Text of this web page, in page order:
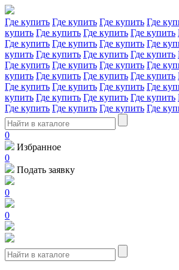
Где купить Где купить Где купить Где
купить Где купить Где купить Где купить
Где купить Где купить Где купить Где
купить Где купить Где купить Где купить
Где купить Где купить Где купить Где
купить Где купить Где купить Где купить
Где купить Где купить Где купить Где
купить Где купить Где купить Где купить
Где купить Где купить Где купить Где
0
Избранное
0
Подать заявку
0
0